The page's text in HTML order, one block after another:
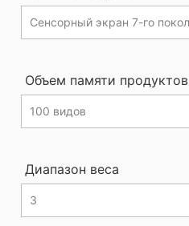
Объем памяти продуктов
Диапазон веса